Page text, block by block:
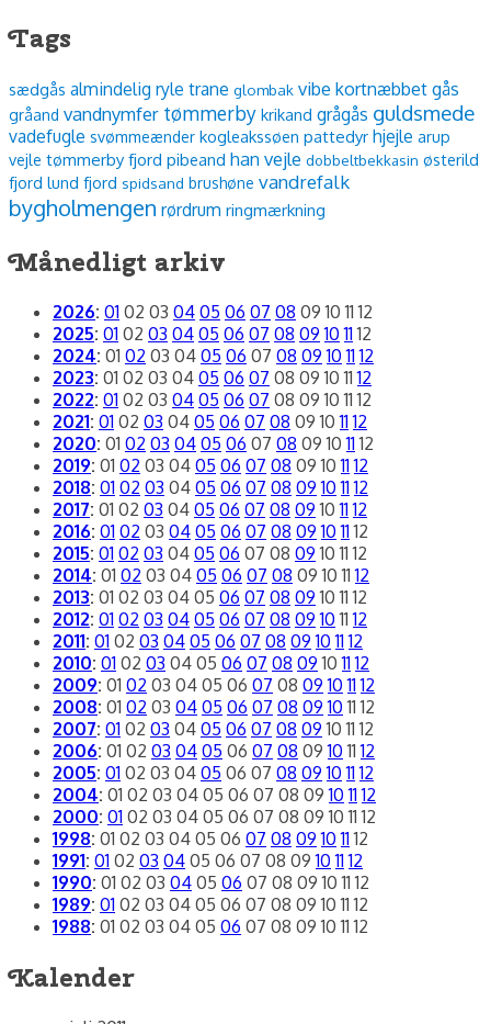
Tags
sædgås almindelig ryle trane glombak vibe kortnæbbet gås
gråand vandnymfer tømmerby krikand grågås guldsmede
vadefugle svømmeænder kogleakssøen pattedyr hjejle arup
vejle tømmerby fjord pibeand han vejle dobbeltbekkasin østerild
fjord lund fjord spidsand brushøne vandrefalk
bygholmengen rørdrum ringmærkning
Månedligt arkiv
2026: 01 02 03 04 05 06 07 08 09 10 11 12
2025: 01 02 03 04 05 06 07 08 09 10 11 12
2024: 01 02 03 04 05 06 07 08 09 10 11 12
2023: 01 02 03 04 05 06 07 08 09 10 11 12
2022: 01 02 03 04 05 06 07 08 09 10 11 12
2021: 01 02 03 04 05 06 07 08 09 10 11 12
2020: 01 02 03 04 05 06 07 08 09 10 11 12
2019: 01 02 03 04 05 06 07 08 09 10 11 12
2018: 01 02 03 04 05 06 07 08 09 10 11 12
2017: 01 02 03 04 05 06 07 08 09 10 11 12
2016: 01 02 03 04 05 06 07 08 09 10 11 12
2015: 01 02 03 04 05 06 07 08 09 10 11 12
2014: 01 02 03 04 05 06 07 08 09 10 11 12
2013: 01 02 03 04 05 06 07 08 09 10 11 12
2012: 01 02 03 04 05 06 07 08 09 10 11 12
2011: 01 02 03 04 05 06 07 08 09 10 11 12
2010: 01 02 03 04 05 06 07 08 09 10 11 12
2009: 01 02 03 04 05 06 07 08 09 10 11 12
2008: 01 02 03 04 05 06 07 08 09 10 11 12
2007: 01 02 03 04 05 06 07 08 09 10 11 12
2006: 01 02 03 04 05 06 07 08 09 10 11 12
2005: 01 02 03 04 05 06 07 08 09 10 11 12
2004: 01 02 03 04 05 06 07 08 09 10 11 12
2000: 01 02 03 04 05 06 07 08 09 10 11 12
1998: 01 02 03 04 05 06 07 08 09 10 11 12
1991: 01 02 03 04 05 06 07 08 09 10 11 12
1990: 01 02 03 04 05 06 07 08 09 10 11 12
1989: 01 02 03 04 05 06 07 08 09 10 11 12
1988: 01 02 03 04 05 06 07 08 09 10 11 12
Kalender